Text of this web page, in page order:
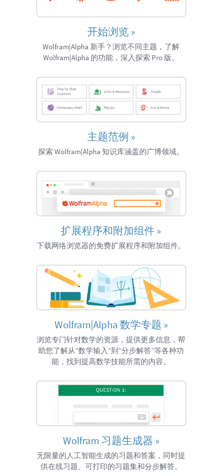
开始浏览»
Wolfram|Alpha 新手？浏览不同主题，了解
Wolfram|Alpha 的功能，深入探索 Pro 版。
主题范例 »
探索 Wolfram|Alpha 知识库涵盖的广博领域。
扩展程序和附加组件»
下载网络浏览器的免费扩展程序和附加组件。
Wolfram|Alpha 数学专题 »
浏览专门针对数学的资源，提供更多信息，帮
助您了解从“数学输入”到“分步解答”等各种功
能，找到提高数学技能所需的内容。
Wolfram 习题生成器 »
无限量的人工智能生成的习题和答案，同时提
供在线习题、可打印的习题集和分步解答。